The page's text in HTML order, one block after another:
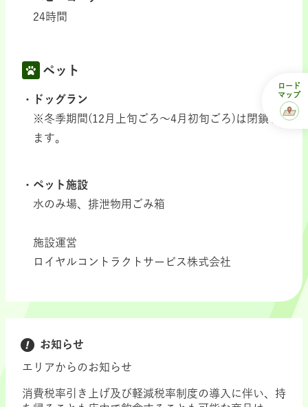
24時間
ペット
ドッグラン
※冬季期間(12月上旬ごろ～4月初旬ごろ)は閉鎖し
ます。
ペット施設
水のみ場、排泄物用ごみ箱
施設運営
ロイヤルコントラクトサービス株式会社
お知らせ
エリアからのお知らせ
消費税率引き上げ及び軽減税率制度の導入に伴い、持
ロード
マップ